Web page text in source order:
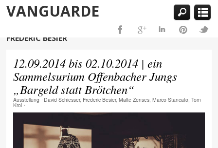
VANGUARDE
FREDERIC BESIER
12.09.2014 bis 02.10.2014 | ein
Sammelsurium Offenbacher Jungs
„Bargeld statt Brötchen“
Ausstellung ⋅ David Schiesser, Frederic Besier,Malte Zenses,Marco Stancato,Tom
Krol ⋅